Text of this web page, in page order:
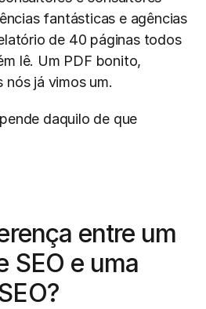
fantásticas e agências
de 40 páginas todos
lê. Um PDF bonito,
já vimos um.
daquilo de que
entre um
SEO e uma